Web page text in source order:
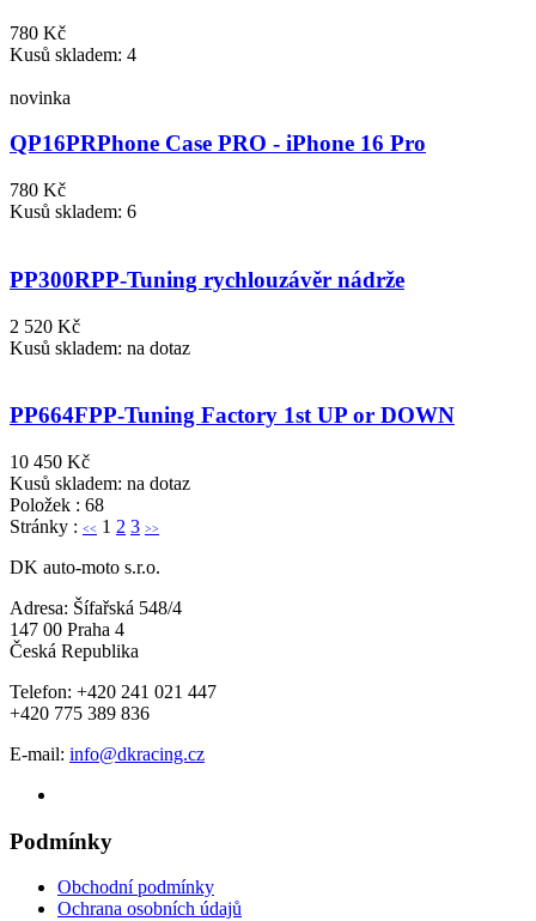
780 Kč
Kusů skladem: 4
novinka
QP16PRPhone Case PRO - iPhone 16 Pro
780 Kč
Kusů skladem: 6
PP300RPP-Tuning rychlouzávěr nádrže
2 520 Kč
Kusů skladem: na dotaz
PP664FPP-Tuning Factory 1st UP or DOWN
10 450 Kč
Kusů skladem: na dotaz
Položek : 68
Stránky : << 1 2 3 >>
DK auto-moto s.r.o.
Adresa: Šífařská 548/4
147 00 Praha 4
Česká Republika
Telefon: +420 241 021 447
+420 775 389 836
E-mail: info@dkracing.cz
Podmínky
Obchodní podmínky
Ochrana osobních údajů